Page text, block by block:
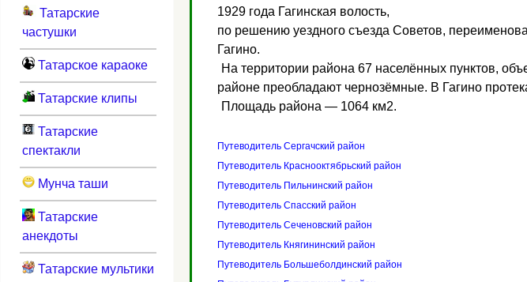
1929 года Гагинская волость,
по решению уездного съезда Советов,
Гагино.
На территории района 67 населённых пунктов,
районе преобладают чернозёмные. В Гагино
Площадь района — 1064 км2.
Путеводитель Сергачский район
Путеводитель Краснооктябрьский район
Путеводитель Пильнинский район
Путеводитель Спасский район
Путеводитель Сеченовский район
Путеводитель Княгининский район
Путеводитель Большеболдинский район
Татарские
частушки
Татарское караоке
Татарские клипы
Татарские
спектакли
Мунча таши
Татарские
анекдоты
Татарские мультики